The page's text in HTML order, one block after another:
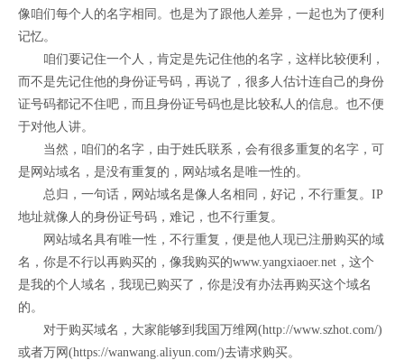
像咱们每个人的名字相同。也是为了跟他人差异，一起也为了便利
记忆。
咱们要记住一个人，肯定是先记住他的名字，这样比较便利，
而不是先记住他的身份证号码，再说了，很多人估计连自己的身份
证号码都记不住吧，而且身份证号码也是比较私人的信息。也不便
于对他人讲。
当然，咱们的名字，由于姓氏联系，会有很多重复的名字，可
是网站域名，是没有重复的，网站域名是唯一性的。
总归，一句话，网站域名是像人名相同，好记，不行重复。IP
地址就像人的身份证号码，难记，也不行重复。
网站域名具有唯一性，不行重复，便是他人现已注册购买的域
名，你是不行以再购买的，像我购买的www.yangxiaoer.net，这个
是我的个人域名，我现已购买了，你是没有办法再购买这个域名
的。
对于购买域名，大家能够到我国万维网(http://www.szhot.com/)
或者万网(https://wanwang.aliyun.com/)去请求购买。